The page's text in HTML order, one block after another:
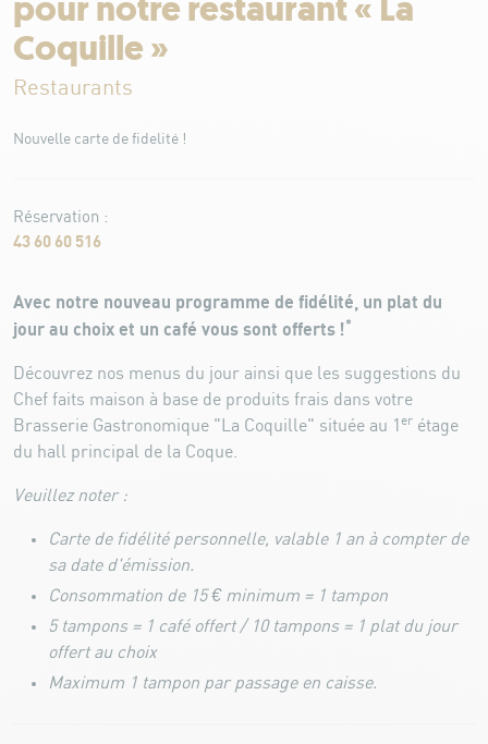
pour notre restaurant « La
Coquille »
Restaurants
Nouvelle carte de fidelité !
Réservation :
43 60 60 516
Avec notre nouveau programme de fidélité, un plat du
jour au choix et un café vous sont offerts !*
Découvrez nos menus du jour ainsi que les suggestions du
Chef faits maison à base de produits frais dans votre
Brasserie Gastronomique "La Coquille" située au 1 er étage
du hall principal de la Coque.
Veuillez noter:
Carte de fidélité personnelle, valable 1 an à compter de
sa date d'émission.
Consommation de 15 € minimum = 1 tampon
5 tampons = 1 café offert / 10 tampons = 1 plat du jour
offert au choix
Maximum 1 tampon par passage en caisse.